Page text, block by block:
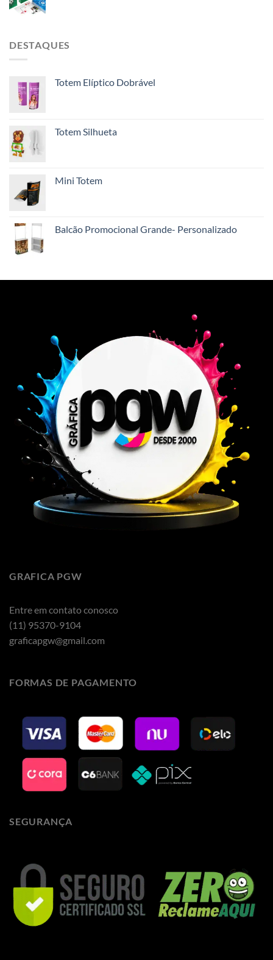
DESTAQUES
Totem Elíptico Dobrável
Totem Silhueta
Mini Totem
Balcão Promocional Grande- Personalizado
GRAFICA PGW
Entre em contato conosco
(11) 95370-9104
graficapgw@gmail.com
FORMAS DE PAGAMENTO
SEGURANÇA